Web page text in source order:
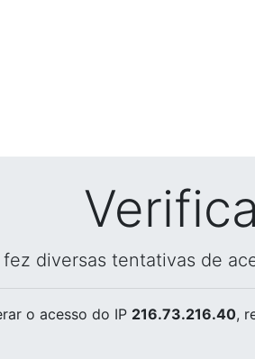
fez diversas tentativas de
o acesso do IP 216.73.216.40,